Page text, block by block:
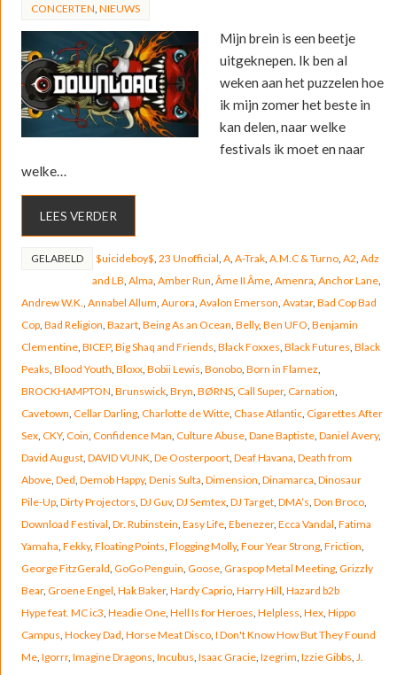
CONCERTEN NIEUWS
Mijn brein is een beetje
uitgeknepen. Ik ben al
weken aan het puzzelen hoe
ik mijn zomer het beste in
kan delen, naar welke
festivals ik moet en naar
welke…
LEES VERDER
GELABELD $uicideboy$ 23 Unofficial A, A-Trak, A.M.C & Turno, A2 Adz
and LB Alma Amber Run Âme II Âme, Amenra Anchor Lane,
Andrew W.K. Annabel Allum Aurora Avalon Emerson Avatar, Bad Cop Bad
Cop, Bad Religion Bazart, Being As an Ocean Belly, Ben UFO Benjamin
Clementine, BICEP, Big Shaq and Friends Black Foxxes Black Futures Black
Peaks Blood Youth Bloxx, Bobii Lewis Bonobo, Born in Flamez
BROCKHAMPTON Brunswick, Bryn BØRNS, Call Super, Carnation
Cavetown Cellar Darling, Charlotte de Witte, Chase Atlantic, Cigarettes After
Sex, CKY, Coin Confidence Man Culture Abuse, Dane Baptiste, Daniel Avery,
David August, DAVID VUNK De Oosterpoort, Deaf Havana Death from
Above, Ded Demob Happy, Denis Sulta Dimension Dinamarca Dinosaur
Pile-Up, Dirty Projectors DJ Guv, DJ Semtex, DJ Target, DMA’s Don Broco,
Download Festival Dr. Rubinstein Easy Life, Ebenezer, Ecca Vandal Fatima
Yamaha Fekky, Floating Points Flogging Molly, Four Year Strong, Friction
George FitzGerald GoGo Penguin Goose, Graspop Metal Meeting, Grizzly
Bear, Groene Engel Hak Baker, Hardy Caprio, Harry Hill Hazard b2b
Hype feat. MC ic3 Headie One, Hell Is for Heroes Helpless Hex, Hippo
Campus Hockey Dad Horse Meat Disco, I Don't Know How But They Found
Me, Igorrr, Imagine Dragons Incubus Isaac Gracie, Izegrim Izzie Gibbs J.